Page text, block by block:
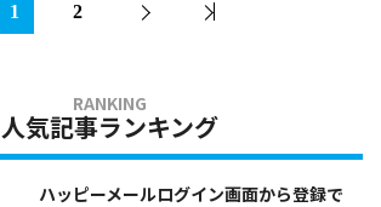
1 2
人気記事ランキング
ハッピーメールログイン画面から登録で